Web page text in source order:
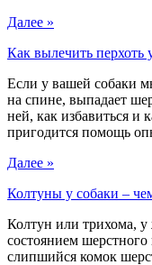
Далее »
Как вылечить перхоть
Если у вашей собаки
на спине, выпадает
ней, как избавиться и
пригодится помощь
Далее »
Колтуны у собаки –
Колтун или трихома, у
состоянием
слипшийся комок